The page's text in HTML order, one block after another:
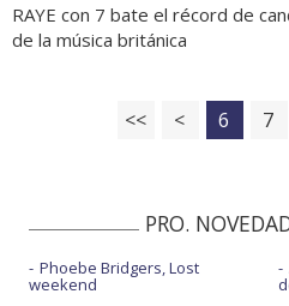
RAYE con 7 bate el récord de
de la música británica
<< < 6 7
PRO.
Phoebe Bridgers, Lost
weekend